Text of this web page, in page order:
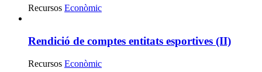
Recursos Econòmic
Rendició de comptes entitats esportives (II)
Recursos Econòmic